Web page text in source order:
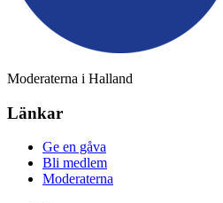
Moderaterna i Halland
Länkar
Ge en gåva
Bli medlem
Moderaterna